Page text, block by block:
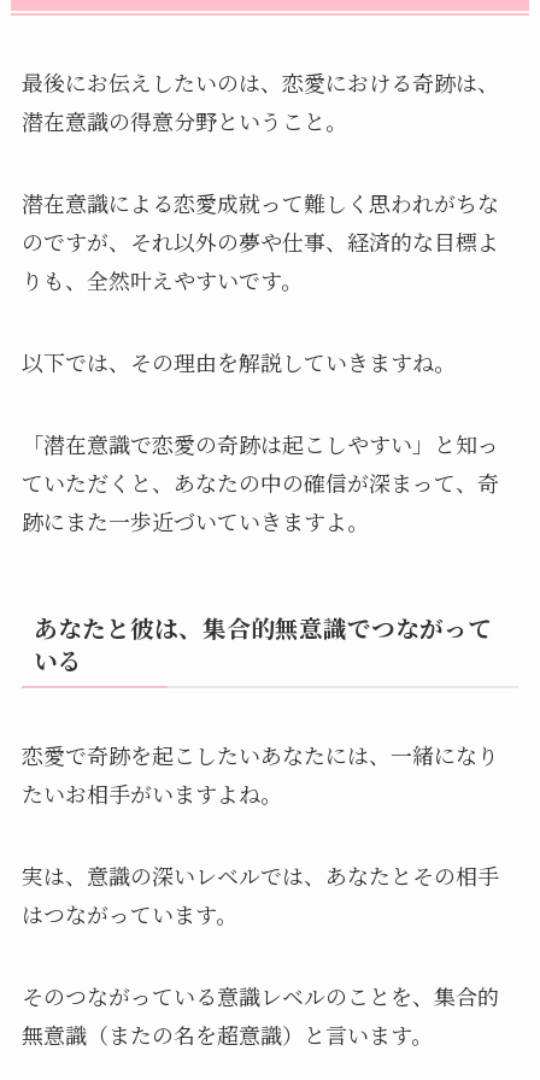
最後にお伝えしたいのは、恋愛における奇跡は、
潜在意識の得意分野ということ。
潜在意識による恋愛成就って難しく思われがちな
のですが、それ以外の夢や仕事、経済的な目標よ
りも、全然叶えやすいです。
以下では、その理由を解説していきますね。
「潜在意識で恋愛の奇跡は起こしやすい」と知っ
ていただくと、あなたの中の確信が深まって、奇
跡にまた一歩近づいていきますよ。
あなたと彼は、集合的無意識でつながって
いる
恋愛で奇跡を起こしたいあなたには、一緒になり
たいお相手がいますよね。
実は、意識の深いレベルでは、あなたとその相手
はつながっています。
そのつながっている意識レベルのことを、集合的
無意識（またの名を超意識）と言います。